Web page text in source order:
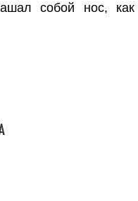
собой нос, как